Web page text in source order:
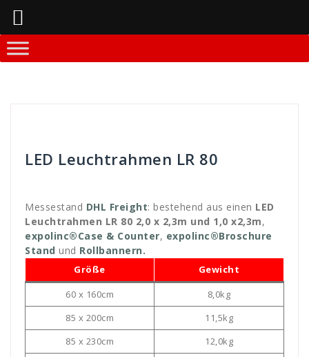
Springe
zum
LED Leuchtrahmen LR 80
Messestand DHL Freight: bestehend aus einen LED
Leuchtrahmen LR 80 2,0 x 2,3m und 1,0 x2,3m,
expolinc®Case & Counter, expolinc®Broschure
Stand und Rollbannern.
Größe
Gewicht
60 x 160cm
8,0kg
85 x 200cm
11,5kg
85 x 230cm
12,0kg